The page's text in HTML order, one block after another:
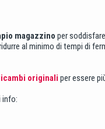
magazzino per
al minimo di tempi di
originali per essere
info: